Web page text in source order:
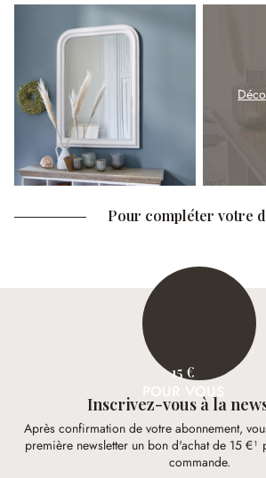
Pour compléter votre
15 €
POUR VOUS
Inscrivez-vous à la
Après confirmation de votre abonnement,
première newsletter un bon d'achat de 15
commande.